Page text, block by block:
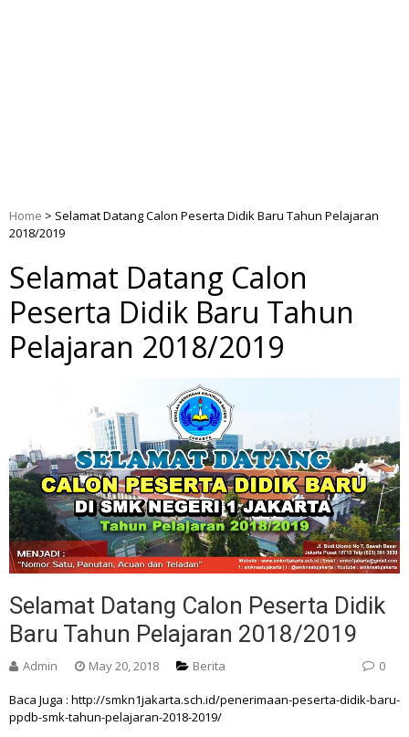
Home > Selamat Datang Calon Peserta Didik Baru Tahun Pelajaran
2018/2019
Selamat Datang Calon
Peserta Didik Baru Tahun
Pelajaran 2018/2019
Selamat Datang Calon Peserta Didik
Baru Tahun Pelajaran 2018/2019
Admin May 20, 2018 Berita 0
Baca Juga : http://smkn1jakarta.sch.id/penerimaan-peserta-didik-baru-
ppdb-smk-tahun-pelajaran-2018-2019/